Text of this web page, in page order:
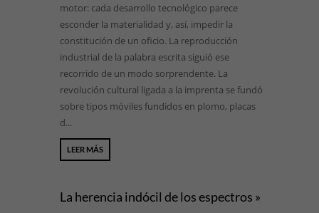
motor: cada desarrollo tecnológico parece
esconder la materialidad y, así, impedir la
constitución de un oficio. La reproducción
industrial de la palabra escrita siguió ese
recorrido de un modo sorprendente. La
revolución cultural ligada a la imprenta se fundó
sobre tipos móviles fundidos en plomo, placas
d...
LEER MÁS
La herencia indócil de los espectros »